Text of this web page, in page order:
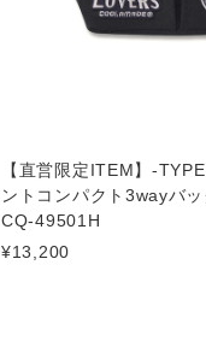
【直営限定ITEM】-
ントコンパクト3wayバ
CQ-49501H
¥13,200